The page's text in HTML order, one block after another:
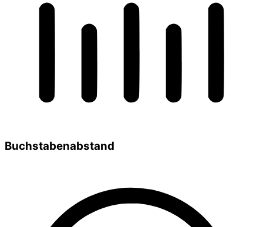
Buchstabenabstand